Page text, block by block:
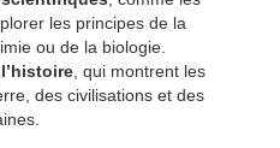
les principes de la
ou de la biologie.
, qui montrent les
des civilisations et des